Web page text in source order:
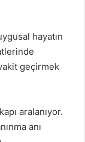
hayatın
geçirmek
aralanıyor.
anı